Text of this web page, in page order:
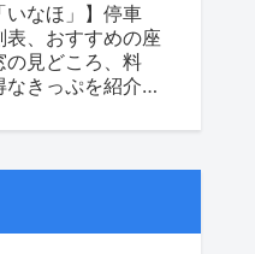
いなほ」】停車
表、おすすめの座
の見どころ、料
なきっぷを紹介し